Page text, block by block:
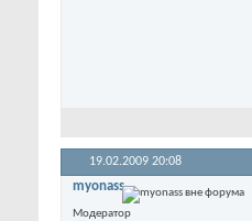
19.02.2009 20:08
myonass
Модератор